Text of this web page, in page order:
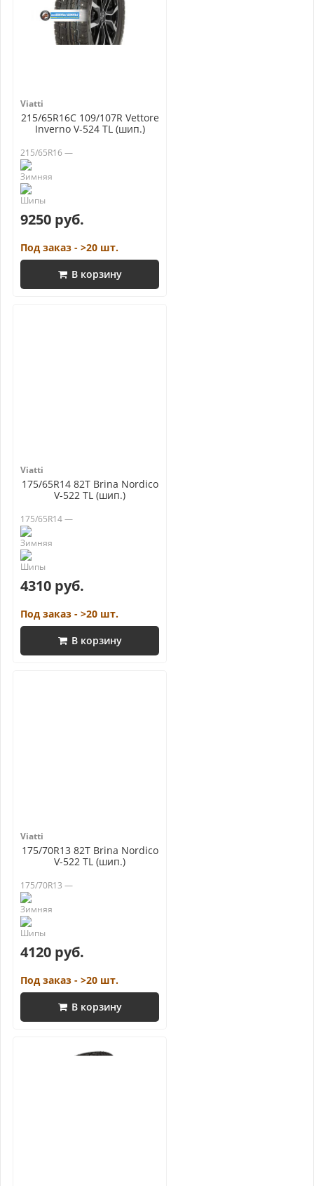
Viatti
215/65R16C 109/107R Vettore
Inverno V-524 TL (шип.)
215/65R16 —
9250 руб.
Под заказ - >20 шт.
В корзину
Viatti
175/65R14 82T Brina Nordico
V-522 TL (шип.)
175/65R14 —
4310 руб.
Под заказ - >20 шт.
В корзину
Viatti
175/70R13 82T Brina Nordico
V-522 TL (шип.)
175/70R13 —
4120 руб.
Под заказ - >20 шт.
В корзину